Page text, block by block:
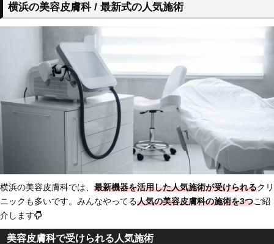
横浜の美容皮膚科 / 最新式の人気施術
横浜の美容皮膚科では、 最新機器を活用した人気施術が受けられるクリ
ニックも多いです。みんなやってる人気の美容皮膚科の施術を3つご紹
介します
美容皮膚科で受けられる人気施術